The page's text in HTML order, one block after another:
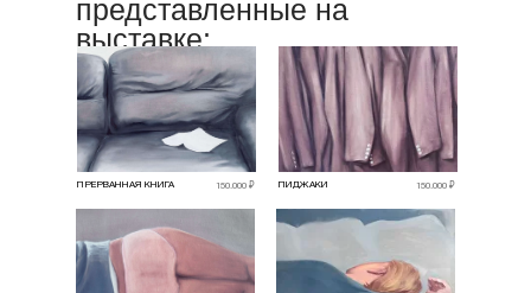
представленные на
выставке:
ПРЕРВАННАЯ КНИГА 150.000 ₽ ПИДЖАКИ 150.000 ₽